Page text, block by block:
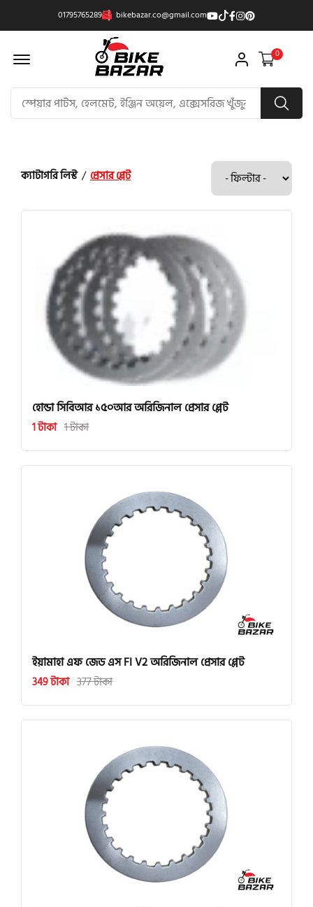
01795765289 bikebazar.co@gmail.com
Offcanvas Menu Open 0
ক্যাটাগরি লিস্ট/ প্রেসার প্লেট
হোন্ডা সিবিআর ১৫০আর অরিজিনাল প্রেসার প্লেট
1 টাকা 1 টাকা
ইয়ামাহা এফ জেড এস FI V2 অরিজিনাল প্রেসার প্লেট
349 টাকা 377 টাকা